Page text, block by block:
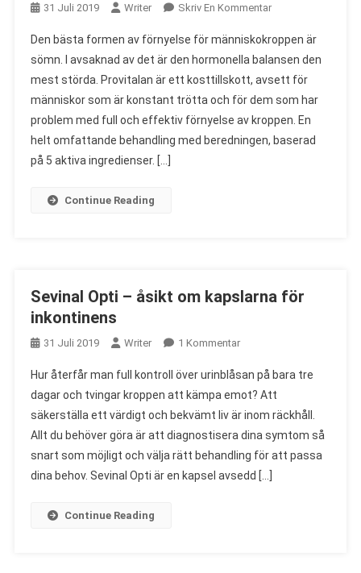
31 Juli 2019 Writer Skriv En KommentarOn
–
Yttrande
Om
Förberedelser
För
Överarbete
Den bästa formen av förnyelse för människokroppen är
sömn. I avsaknad av det är den hormonella balansen den
mest störda. Provitalan är ett kosttillskott, avsett för
människor som är konstant trötta och för dem som har
problem med full och effektiv förnyelse av kroppen. En
helt omfattande behandling med beredningen, baserad
på 5 aktiva ingredienser. […]
Continue Reading
Sevinal Opti – åsikt om kapslarna för
inkontinens
31 Juli 2019 Writer 1 KommentarTill
Opti
–
Åsikt
Om
Kapslarna
För
Hur återfår man full kontroll över urinblåsan på bara tre
dagar och tvingar kroppen att kämpa emot? Att
säkerställa ett värdigt och bekvämt liv är inom räckhåll.
Allt du behöver göra är att diagnostisera dina symtom så
snart som möjligt och välja rätt behandling för att passa
dina behov. Sevinal Opti är en kapsel avsedd […]
Continue Reading